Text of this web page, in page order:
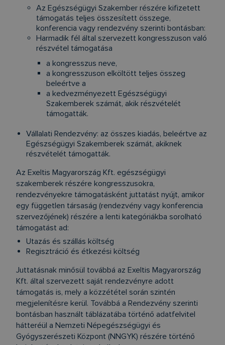
Az Egészségügyi Szakember részére kifizetett
támogatás teljes összesített összege,
konferencia vagy rendezvény szerinti bontásban:
Harmadik fél által szervezett kongresszuson való
részvétel támogatása
a kongresszus neve,
a kongresszuson elköltött teljes összeg
beleértve a
a kedvezményezett Egészségügyi
Szakemberek számát, akik részvételét
támogatták.
Vállalati Rendezvény: az összes kiadás, beleértve az
Egészségügyi Szakemberek számát, akiknek
részvételét támogatták.
Az Exeltis Magyarország Kft. egészségügyi
szakemberek részére kongresszusokra,
rendezvényekre támogatásként juttatást nyújt, amikor
egy független társaság (rendezvény vagy konferencia
szervezőjének) részére a lenti kategóriákba sorolható
támogatást ad:
Utazás és szállás költség
Regisztráció és étkezési költség
Juttatásnak minősül továbbá az Exeltis Magyarország
Kft. által szervezett saját rendezvényre adott
támogatás is, mely a közzététel során szintén
megjelenítésre kerül. Továbbá a Rendezvény szerinti
bontásban használt táblázatába történő adatfelvitel
hátteréül a Nemzeti Népegészségügyi és
Gyógyszerészeti Központ (NNGYK) részére történő